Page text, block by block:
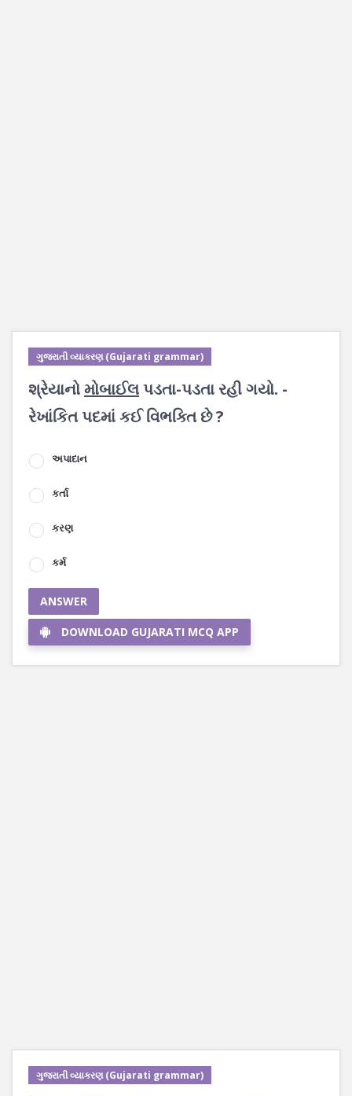
ગુજરાતી વ્યાકરણ (Gujarati grammar)
શ્રેયાનોમોબાઈલપડતા-પડતા રહી ગયો. -
રેખાંકિત પદમાં કઈ વિભક્તિ છે ?
અપાદાન
કર્તા
કરણ
કર્મ
ANSWER
DOWNLOAD GUJARATI MCQ APP
ગુજરાતી વ્યાકરણ (Gujarati grammar)